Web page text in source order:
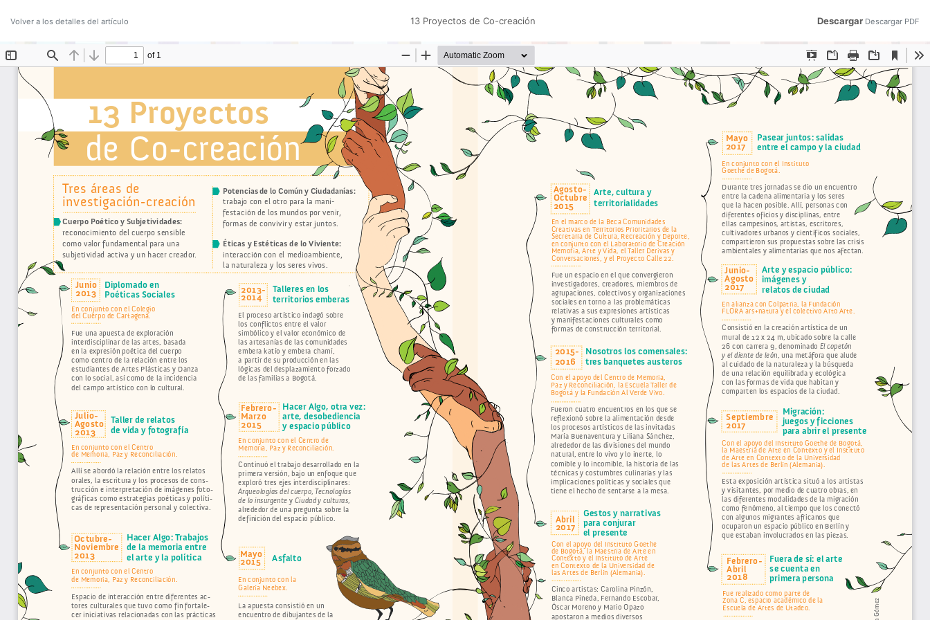
Volver a los detalles del artículo 13 Proyectos de Co-creación Descargar Descargar PDF